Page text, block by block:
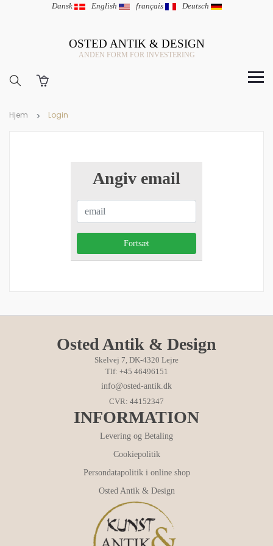
Dansk | English | français | Deutsch
OSTED ANTIK & DESIGN
ANDEN FORM FOR INVESTERING
Hjem Login
Angiv email
Osted Antik & Design
Skelvej 7, DK-4320 Lejre
Tlf: +45 46496151
info@osted-antik.dk
CVR: 44152347
INFORMATION
Levering og Betaling
Cookiepolitik
Persondatapolitik i online shop
Osted Antik & Design